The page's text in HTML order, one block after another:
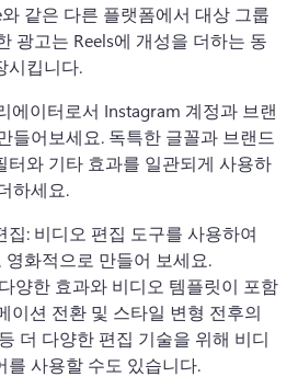
와 같은 다른 플랫폼에서 대상 그룹
광고는 Reels에 개성을 더하는 동
시킵니다.
에이터로서 Instagram 계정과 브랜
들어보세요. 독특한 글꼴과 브랜드
터와 기타 효과를 일관되게 사용하
하세요.
집: 비디오 편집 도구를 사용하여
양한 효과와 비디오 템플릿이 포함
이션 전환 및 스타일 변형 전후의
더 다양한 편집 기술을 위해 비디
를 사용할 수도 있습니다.